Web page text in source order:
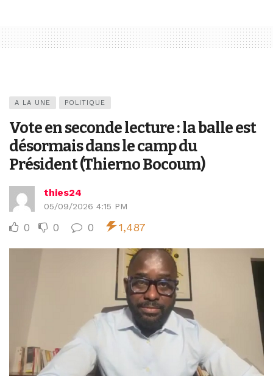
A LA UNE POLITIQUE
Vote en seconde lecture : la balle est
désormais dans le camp du
Président (Thierno Bocoum)
thies24
05/09/2026 4:15 PM
0 0 0 1,487